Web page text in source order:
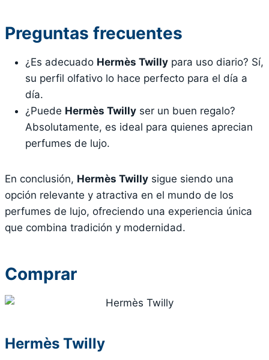
Preguntas frecuentes
¿Es adecuado Hermès Twilly para uso diario? Sí,
su perfil olfativo lo hace perfecto para el día a
día.
¿Puede Hermès Twilly ser un buen regalo?
Absolutamente, es ideal para quienes aprecian
perfumes de lujo.
En conclusión, Hermès Twilly sigue siendo una
opción relevante y atractiva en el mundo de los
perfumes de lujo, ofreciendo una experiencia única
que combina tradición y modernidad.
Comprar
Hermès Twilly